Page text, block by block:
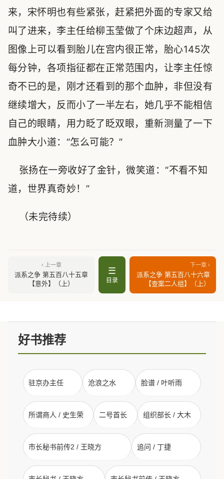
来，宋怀明也有些紧张，赶紧把外面的专家又给
叫了进来，李主任给柳玉莹做了个床边超声，从
图像上可以看到胎儿在宫内很正常，胎心145次
每分钟，各项指征都在正常范围内，让李主任惊
奇不已的是，刚才还看到的那个血肿，非但没有
继续增大，反而小了一半左右，她几乎不能相信
自己的眼睛，用力眨了眨双眼，重新测量了一下
血肿大小道：“怎么可能？”
张扬在一旁收好了金针，微笑道：“不看不知
道，世界真奇妙！”
（未完待续）
‹ 上一章
派系之争 第五百八十五章
【意外】（上）
☰
目录
下一章 ›
派系之争 第五百八十六章
【查案二人组】（上）
好书推荐
驻京办主任 沧浪之水 脸谱 / 叶听雨
所谓商人 / 史生荣 二号首长 组织部长 / 大木
市长秘书前传2 / 王晓方 追问 / 丁捷